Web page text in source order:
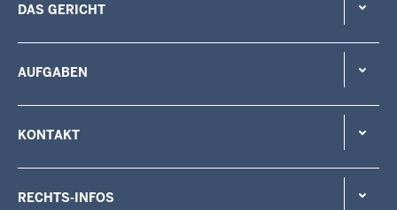
DAS GERICHT
AUFGABEN
KONTAKT
RECHTS-INFOS